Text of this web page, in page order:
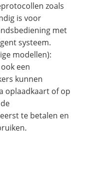
zoals
is voor
met
systeem.
modellen):
een
kunnen
oplaadkaart of op
te betalen en